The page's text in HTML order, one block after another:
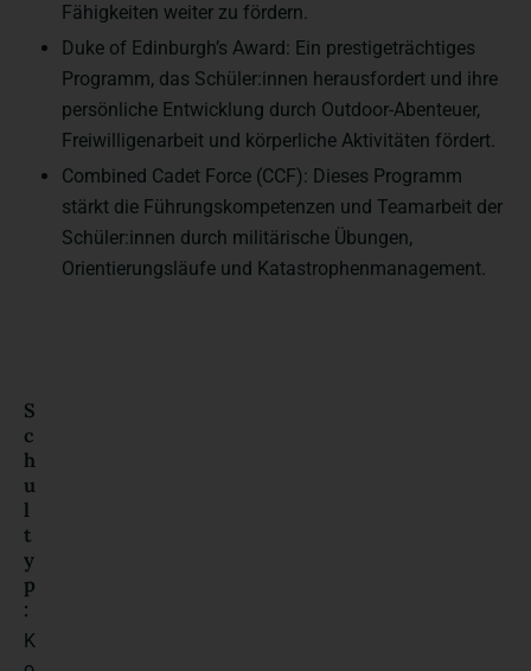
Fähigkeiten weiter zu fördern.
Duke of Edinburgh’s Award: Ein prestigeträchtiges
Programm, das Schüler:innen herausfordert und ihre
persönliche Entwicklung durch Outdoor-Abenteuer,
Freiwilligenarbeit und körperliche Aktivitäten fördert.
Combined Cadet Force (CCF): Dieses Programm
stärkt die Führungskompetenzen und Teamarbeit der
Schüler:innen durch militärische Übungen,
Orientierungsläufe und Katastrophenmanagement.
S
c
h
u
l
t
y
p
:
K